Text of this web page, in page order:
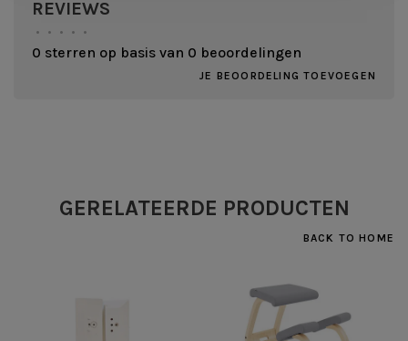
REVIEWS
• • • • •
0 sterren op basis van 0 beoordelingen
JE BEOORDELING TOEVOEGEN
GERELATEERDE PRODUCTEN
BACK TO HOME